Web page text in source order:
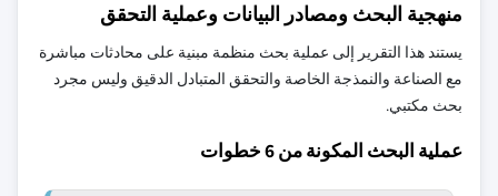
منهجية البحث ومصادر البيانات وعملية التحقق
يستند هذا التقرير إلى عملية بحث منظمة مبنية على محادثات مباشرة
مع الصناعة والنمذجة الخاصة والتحقق المتبادل الدقيق وليس مجرد
بحث مكتبي.
عملية البحث المكونة من 6 خطوات